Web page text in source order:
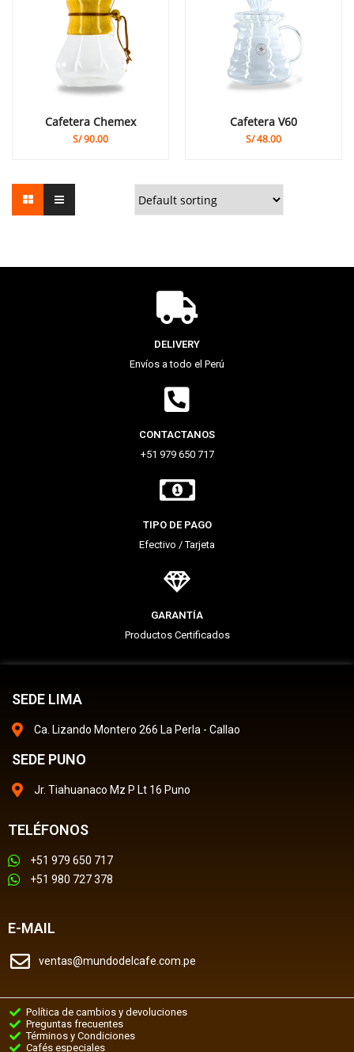
Cafetera Chemex
S/90.00
Cafetera V60
S/48.00
DELIVERY
Envíos a todo el Perú
CONTACTANOS
+51 979 650 717
TIPO DE PAGO
Efectivo / Tarjeta
GARANTÍA
Productos Certificados
SEDE LIMA
Ca. Lizando Montero 266 La Perla - Callao
SEDE PUNO
Jr. Tiahuanaco Mz P Lt 16 Puno
TELÉFONOS
+51 979 650 717
+51 980 727 378
E-MAIL
ventas@mundodelcafe.com.pe
Política de cambios y devoluciones
Preguntas frecuentes
Términos y Condiciones
Cafés especiales